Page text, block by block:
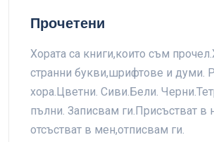
Прочетени
Хората са книги,които съм
странни букви,шрифтове и думи.
хора.Цветни. Сиви.Бели.
пълни. Записвам ги.Присъстват в
отсъстват в мен,отписвам ги.